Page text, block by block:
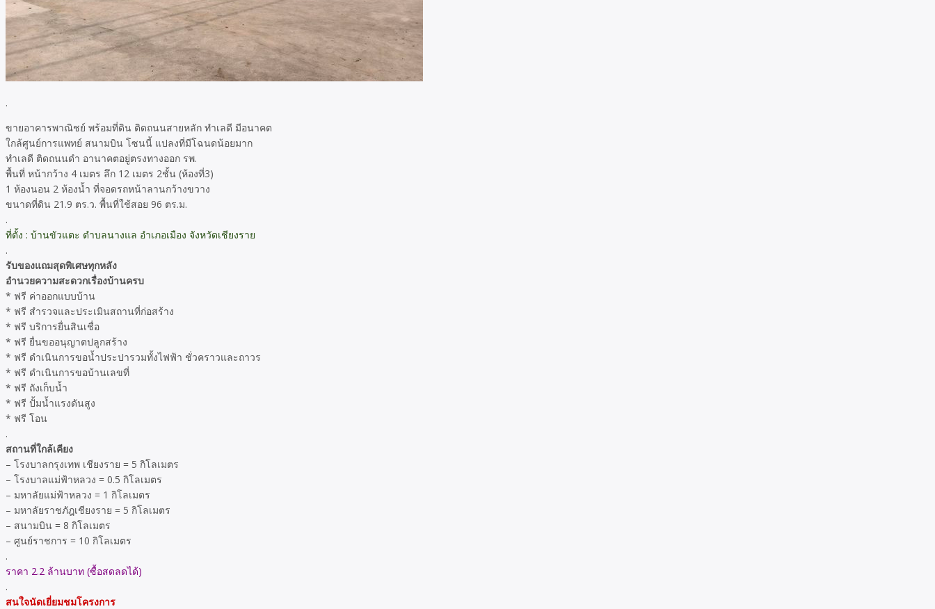
.
ขายอาคารพาณิชย์ พร้อมที่ดิน ติดถนนสายหลัก ทำเลดี มีอนาคต
ใกล้ศูนย์การแพทย์ สนามบิน โซนนี้ แปลงที่มีโฉนดน้อยมาก
ทำเลดี ติดถนนดำ อานาคตอยู่ตรงทางออก รพ.
พื้นที่ หน้ากว้าง 4 เมตร ลึก 12 เมตร 2ชั้น (ห้องที่3)
1 ห้องนอน 2 ห้องน้ำ ที่จอดรถหน้าลานกว้างขวาง
ขนาดที่ดิน 21.9 ตร.ว. พื้นที่ใช้สอย 96 ตร.ม.
.
ที่ตั้ง : บ้านขัวแตะ ตำบลนางแล อำเภอเมือง จังหวัดเชียงราย
.
รับของแถมสุดพิเศษทุกหลัง
อำนวยความสะดวกเรื่องบ้านครบ
* ฟรี ค่าออกแบบบ้าน
* ฟรี สำรวจและประเมินสถานที่ก่อสร้าง
* ฟรี บริการยื่นสินเชื่อ
* ฟรี ยื่นขออนุญาตปลูกสร้าง
* ฟรี ดำเนินการขอน้ำประปารวมทั้งไฟฟ้า ชั่วคราวและถาวร
* ฟรี ดำเนินการขอบ้านเลขที่
* ฟรี ถังเก็บน้ำ
* ฟรี ปั้มน้ำแรงดันสูง
* ฟรี โอน
.
สถานที่ใกล้เคียง
– โรงบาลกรุงเทพ เชียงราย = 5 กิโลเมตร
– โรงบาลแม่ฟ้าหลวง = 0.5 กิโลเมตร
– มหาลัยแม่ฟ้าหลวง = 1 กิโลเมตร
– มหาลัยราชภัฎเชียงราย = 5 กิโลเมตร
– สนามบิน = 8 กิโลเมตร
– ศูนย์ราชการ = 10 กิโลเมตร
.
ราคา 2.2 ล้านบาท (ซื้อสดลดได้)
.
สนใจนัดเยี่ยมชมโครงการ